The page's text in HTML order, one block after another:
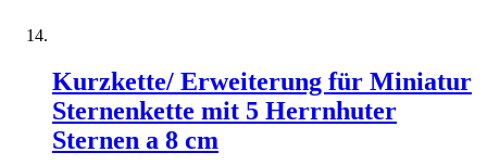
Kurzkette/ Erweiterung für Miniatur
Sternenkette mit 5 Herrnhuter
Sternen a 8 cm